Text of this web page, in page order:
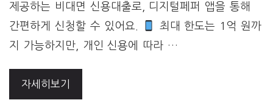
제공하는 비대면 신용대출로, 디지털페퍼 앱을 통해
간편하게 신청할 수 있어요.
최대 한도는 1억 원까
지 가능하지만, 개인 신용에 따라 …
자세히보기